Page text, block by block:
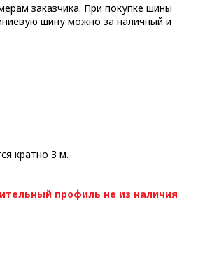
заказчика. При покупке шины
шину можно за наличный и
кратно 3 м.
профиль не из наличия